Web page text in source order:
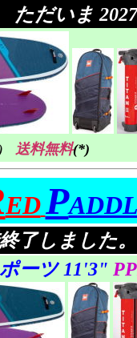
ただいま
送料無料(*)
EDP
了しました。
ーツ 11'3"